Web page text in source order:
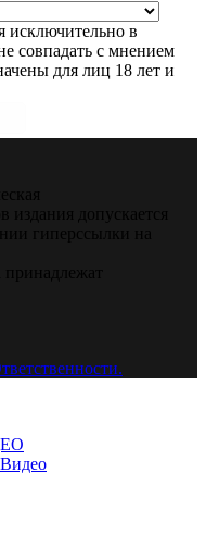
исключительно в
совпадать с мнением
для лиц 18 лет и
издания допускается
гиперссылки на